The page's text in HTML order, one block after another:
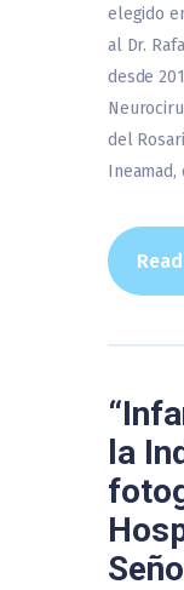
elegido
al Dr.
desde
del
la